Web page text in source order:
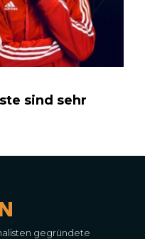
sind sehr
gegründete